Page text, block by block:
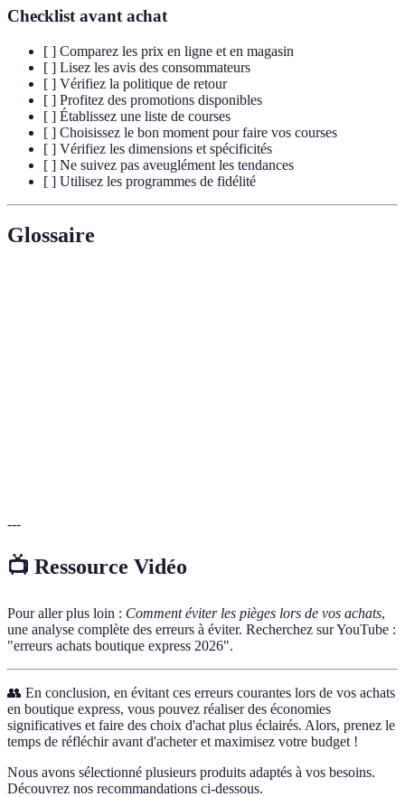
Checklist avant achat
[ ] Comparez les prix en ligne et en magasin
[ ] Lisez les avis des consommateurs
[ ] Vérifiez la politique de retour
[ ] Profitez des promotions disponibles
[ ] Établissez une liste de courses
[ ] Choisissez le bon moment pour faire vos courses
[ ] Vérifiez les dimensions et spécificités
[ ] Ne suivez pas aveuglément les tendances
[ ] Utilisez les programmes de fidélité
Glossaire
---
📺 Ressource Vidéo
Pour aller plus loin : Comment éviter les pièges lors de vos achats,
une analyse complète des erreurs à éviter. Recherchez sur YouTube :
"erreurs achats boutique express 2026".
👥 En conclusion, en évitant ces erreurs courantes lors de vos achats
en boutique express, vous pouvez réaliser des économies
significatives et faire des choix d'achat plus éclairés. Alors, prenez le
temps de réfléchir avant d'acheter et maximisez votre budget !
Nous avons sélectionné plusieurs produits adaptés à vos besoins.
Découvrez nos recommandations ci-dessous.